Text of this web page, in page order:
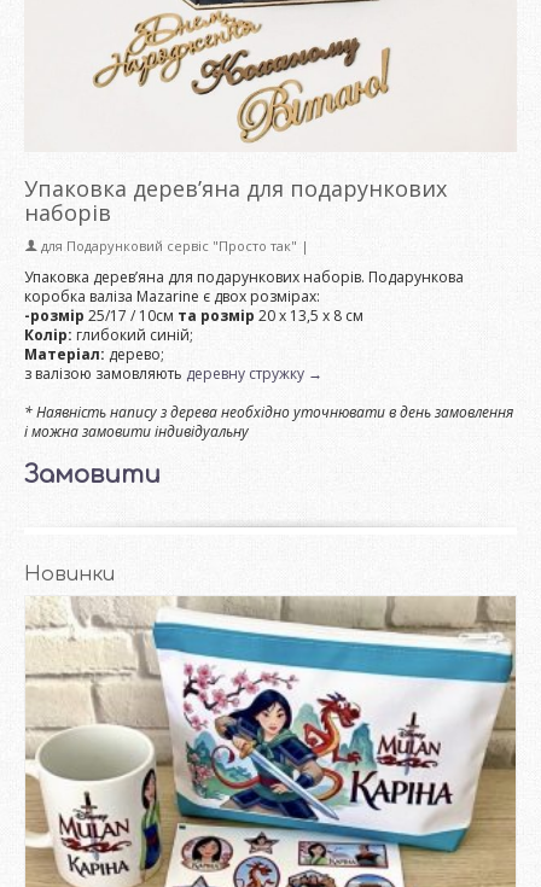
Упаковка дерев’яна для подарункових
наборів
для Подарунковий сервіс "Просто так" |
Упаковка дерев’яна для подарункових наборів. Подарункова
коробка валіза Mazarine є двох розмірах:
-розмір 25/17 / 10см та розмір 20 х 13,5 х 8 см
Колір: глибокий синій;
Матеріал: дерево;
з валізою замовляють деревну стружку →
* Наявність напису з дерева необхідно уточнювати в день замовлення
і можна замовити індивідуальну
Замовити
Новинки